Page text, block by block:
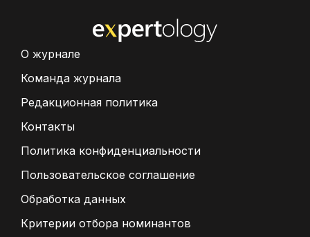
О журнале
Команда журнала
Редакционная политика
Контакты
Политика конфиденциальности
Пользовательское соглашение
Обработка данных
Критерии отбора номинантов